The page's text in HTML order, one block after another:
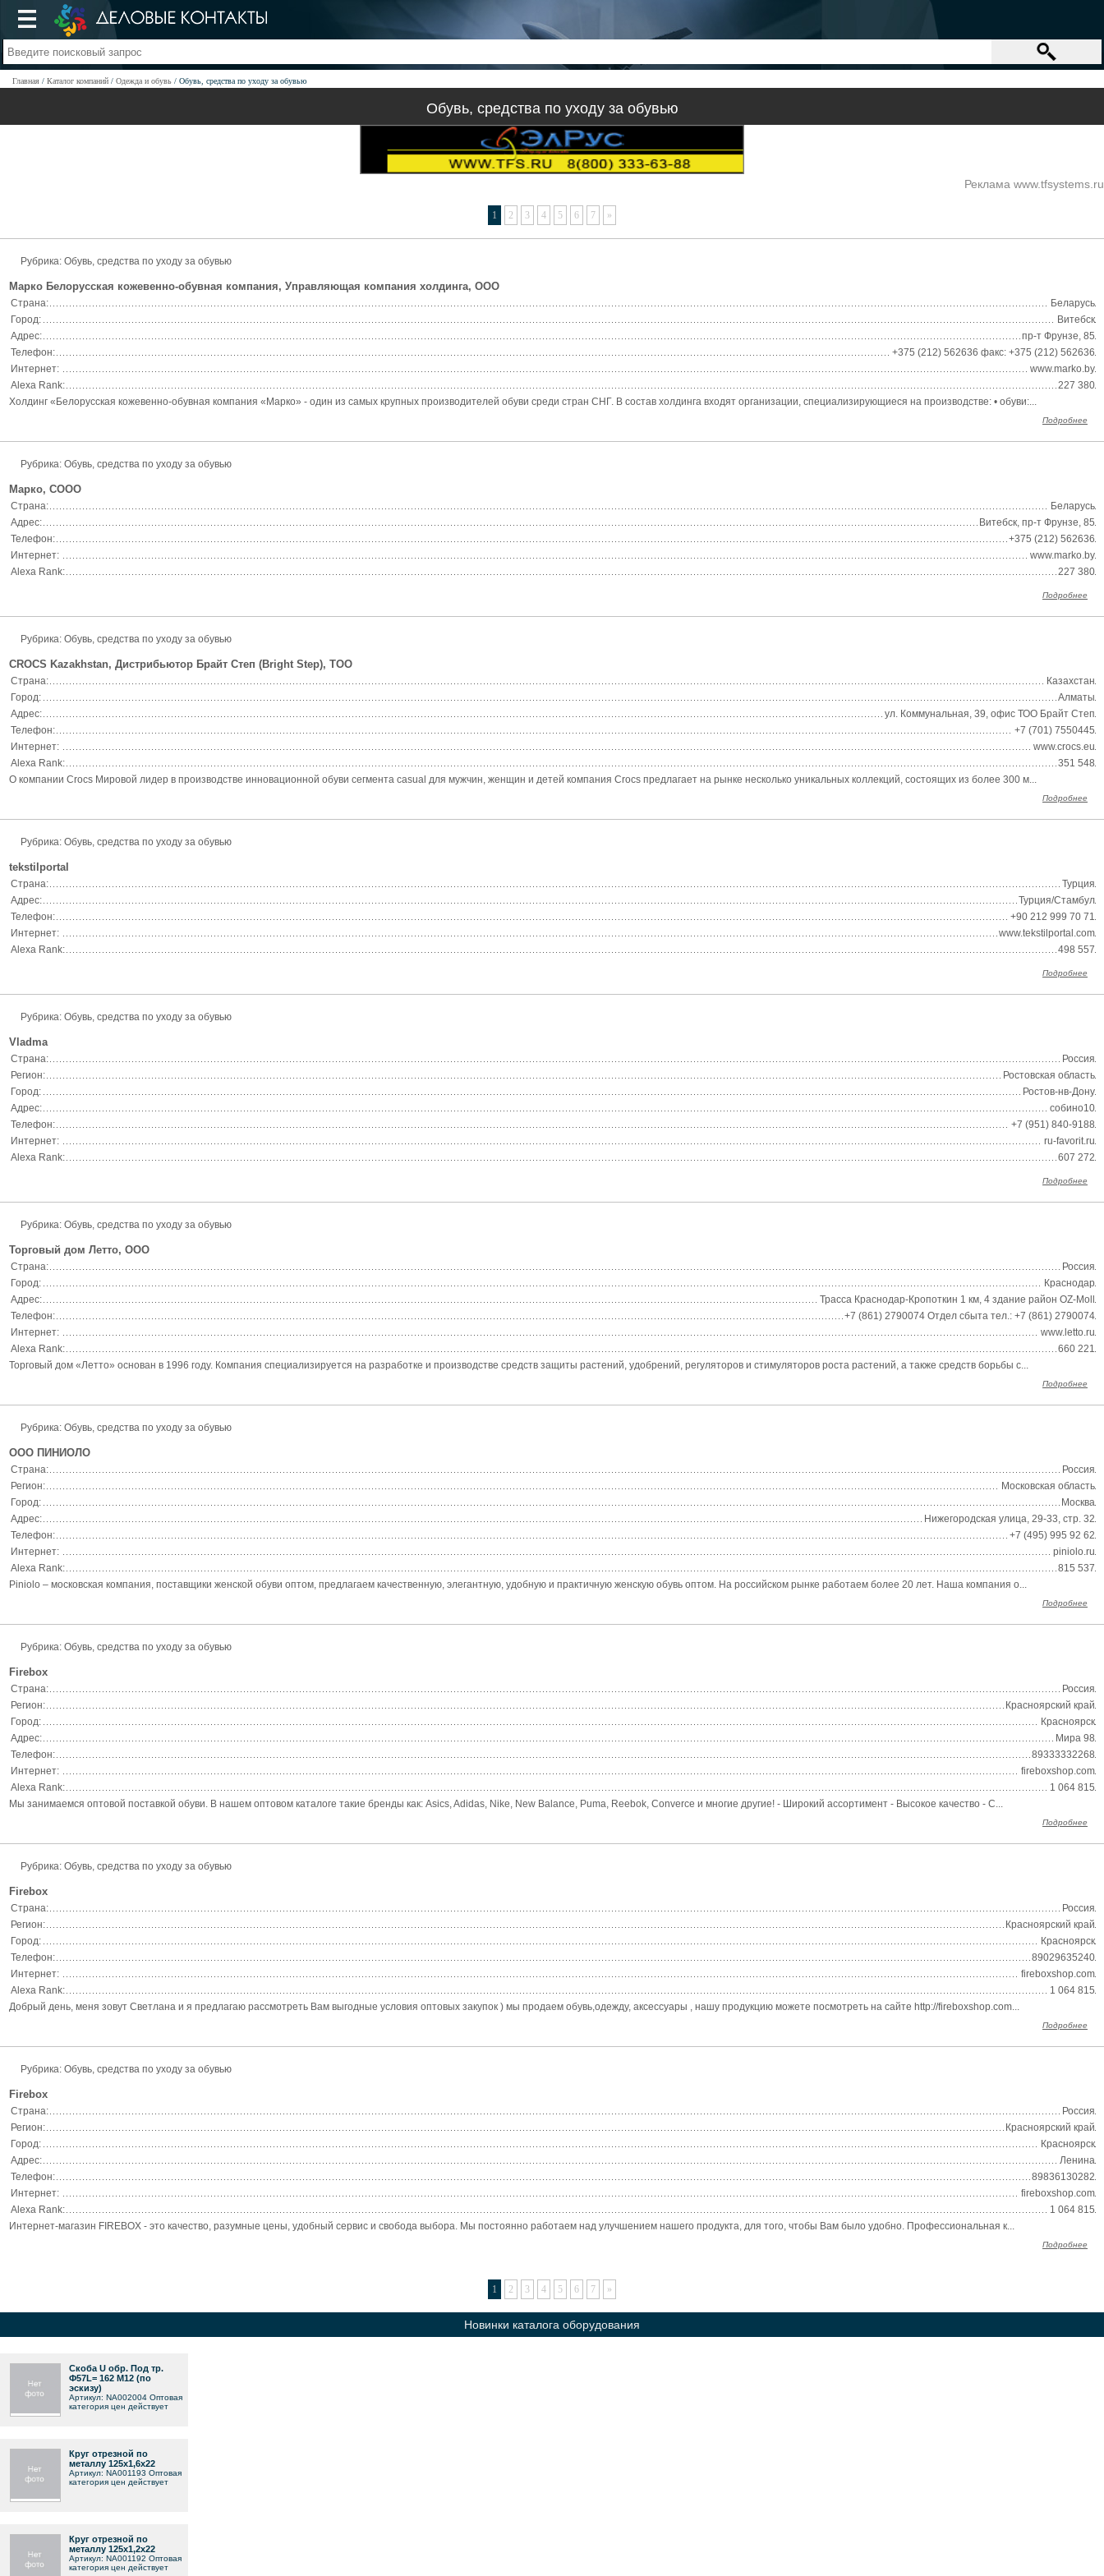
Главная Каталог компаний Одежда и обувь Обувь, средства по уходу за обувью
Обувь, средства по уходу за обувью
Реклама www.tfsystems.ru
1 2 3 4 5 6 7 »
Рубрика: Обувь, средства по уходу за обувью
Марко Белорусская кожевенно-обувная компания, Управляющая компания холдинга, ООО
Страна:
Беларусь
Город:
Витебск
Адрес:
пр-т Фрунзе, 85
Телефон:
+375 (212) 562636 факс: +375 (212) 562636
Интернет:
www.marko.by
Alexa Rank:
227 380
Холдинг «Белорусская кожевенно-обувная компания «Марко» - один из самых крупных производителей обуви среди стран СНГ. В состав холдинга входят организации, специализирующиеся на производстве: • обуви:...
Подробнее
Рубрика: Обувь, средства по уходу за обувью
Марко, СООО
Страна:
Беларусь
Адрес:
Витебск, пр-т Фрунзе, 85
Телефон:
+375 (212) 562636
Интернет:
www.marko.by
Alexa Rank:
227 380
Подробнее
Рубрика: Обувь, средства по уходу за обувью
CROCS Kazakhstan, Дистрибьютор Брайт Степ (Bright Step), ТОО
Страна:
Казахстан
Город:
Алматы
Адрес:
ул. Коммунальная, 39, офис ТОО Брайт Степ
Телефон:
+7 (701) 7550445
Интернет:
www.crocs.eu
Alexa Rank:
351 548
О компании Crocs Мировой лидер в производстве инновационной обуви сегмента casual для мужчин, женщин и детей компания Crocs предлагает на рынке несколько уникальных коллекций, состоящих из более 300 м...
Подробнее
Рубрика: Обувь, средства по уходу за обувью
tekstilportal
Страна:
Турция
Адрес:
Турция/Стамбул
Телефон:
+90 212 999 70 71
Интернет:
www.tekstilportal.com
Alexa Rank:
498 557
Подробнее
Рубрика: Обувь, средства по уходу за обувью
Vladma
Страна:
Россия
Регион:
Ростовская область
Город:
Ростов-нв-Дону
Адрес:
собино10
Телефон:
+7 (951) 840-9188
Интернет:
ru-favorit.ru
Alexa Rank:
607 272
Подробнее
Рубрика: Обувь, средства по уходу за обувью
Торговый дом Летто, ООО
Страна:
Россия
Город:
Краснодар
Адрес:
Трасса Краснодар-Кропоткин 1 км, 4 здание район OZ-Moll
Телефон:
+7 (861) 2790074 Отдел сбыта тел.: +7 (861) 2790074
Интернет:
www.letto.ru
Alexa Rank:
660 221
Торговый дом «Летто» основан в 1996 году. Компания специализируется на разработке и производстве средств защиты растений, удобрений, регуляторов и стимуляторов роста растений, а также средств борьбы с...
Подробнее
Рубрика: Обувь, средства по уходу за обувью
ООО ПИНИОЛО
Страна:
Россия
Регион:
Московская область
Город:
Москва
Адрес:
Нижегородская улица, 29-33, стр. 32
Телефон:
+7 (495) 995 92 62
Интернет:
piniolo.ru
Alexa Rank:
815 537
Piniolo – московская компания, поставщики женской обуви оптом, предлагаем качественную, элегантную, удобную и практичную женскую обувь оптом. На российском рынке работаем более 20 лет. Наша компания о...
Подробнее
Рубрика: Обувь, средства по уходу за обувью
Firebox
Страна:
Россия
Регион:
Красноярский край
Город:
Красноярск
Адрес:
Мира 98
Телефон:
89333332268
Интернет:
fireboxshop.com
Alexa Rank:
1 064 815
Мы занимаемся оптовой поставкой обуви. В нашем оптовом каталоге такие бренды как: Asics, Adidas, Nike, New Balance, Puma, Reebok, Converce и многие другие! - Широкий ассортимент - Высокое качество - С...
Подробнее
Рубрика: Обувь, средства по уходу за обувью
Firebox
Страна:
Россия
Регион:
Красноярский край
Город:
Красноярск
Телефон:
89029635240
Интернет:
fireboxshop.com
Alexa Rank:
1 064 815
Добрый день, меня зовут Светлана и я предлагаю рассмотреть Вам выгодные условия оптовых закупок ) мы продаем обувь,одежду, аксессуары , нашу продукцию можете посмотреть на сайте http://fireboxshop.com...
Подробнее
Рубрика: Обувь, средства по уходу за обувью
Firebox
Страна:
Россия
Регион:
Красноярский край
Город:
Красноярск
Адрес:
Ленина
Телефон:
89836130282
Интернет:
fireboxshop.com
Alexa Rank:
1 064 815
Интернет-магазин FIREBOX - это качество, разумные цены, удобный сервис и свобода выбора. Мы постоянно работаем над улучшением нашего продукта, для того, чтобы Вам было удобно. Профессиональная к...
Подробнее
1 2 3 4 5 6 7 »
Новинки каталога оборудования
Скоба U обр. Под тр.
Ф57L= 162 M12 (по
эскизу)
Артикул: NA002004 Оптовая
категория цен действует
Круг отрезной по
металлу 125х1,6х22
Артикул: NA001193 Оптовая
категория цен действует
Круг отрезной по
металлу 125х1,2х22
Артикул: NA001192 Оптовая
категория цен действует